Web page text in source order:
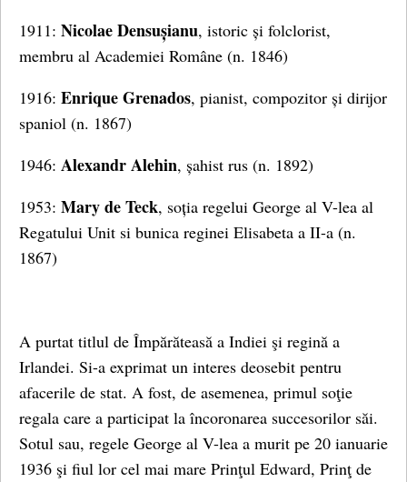
1911: Nicolae Densușianu, istoric și folclorist,
membru al Academiei Române (n. 1846)
1916: Enrique Grenados, pianist, compozitor și dirijor
spaniol (n. 1867)
1946: Alexandr Alehin, șahist rus (n. 1892)
1953: Mary de Teck, soția regelui George al V-lea al
Regatului Unit si bunica reginei Elisabeta a II-a (n.
1867)
A purtat titlul de Împărăteasă a Indiei şi regină a
Irlandei. Si-a exprimat un interes deosebit pentru
afacerile de stat. A fost, de asemenea, primul soţie
regala care a participat la încoronarea succesorilor săi.
Sotul sau, regele George al V-lea a murit pe 20 ianuarie
1936 şi fiul lor cel mai mare Prinţul Edward, Prinţ de